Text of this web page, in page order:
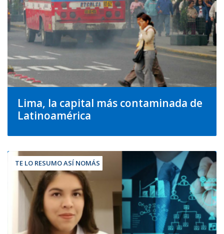
Lima, la capital más contaminada de
Latinoamérica
TE LO RESUMO ASÍ NOMÁS